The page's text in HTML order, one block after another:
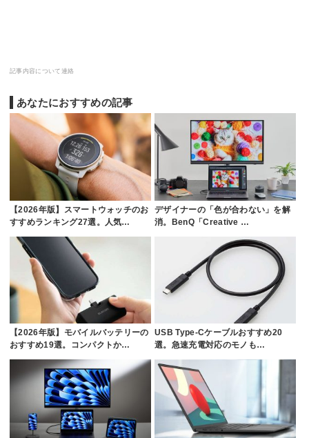
記事内容について連絡
あなたにおすすめの記事
【2026年版】スマートウォッチのお
すすめランキング27選。人気…
デザイナーの「色が合わない」を解
消。BenQ「Creative …
【2026年版】モバイルバッテリーの
おすすめ19選。コンパクトか…
USB Type-Cケーブルおすすめ20
選。急速充電対応のモノも…